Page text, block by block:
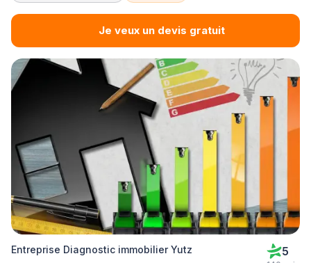
Je veux un devis gratuit
Entreprise Diagnostic immobilier Yutz 5